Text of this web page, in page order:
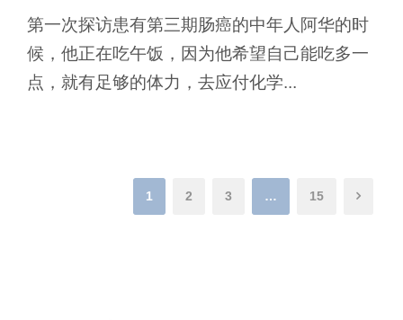
第一次探访患有第三期肠癌的中年人阿华的时
候，他正在吃午饭，因为他希望自己能吃多一
点，就有足够的体力，去应付化学...
1 2 3 … 15